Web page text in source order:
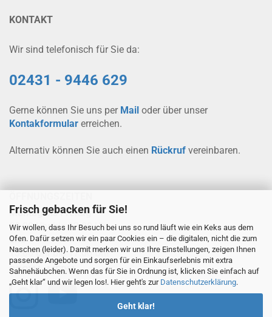
Frisch gebacken für Sie!
Wir wollen, dass Ihr Besuch bei uns so rund läuft wie ein Keks aus dem
Ofen. Dafür setzen wir ein paar Cookies ein – die digitalen, nicht die zum
Naschen (leider). Damit merken wir uns Ihre Einstellungen, zeigen Ihnen
passende Angebote und sorgen für ein Einkaufserlebnis mit extra
Sahnehäubchen. Wenn das für Sie in Ordnung ist, klicken Sie einfach auf
„Geht klar“ und wir legen los!. Hier geht's zur Datenschutzerklärung.
Geht klar!
KONTAKT
Wir sind telefonisch für Sie da:
02431 - 9446 629
Gerne können Sie uns per Mail oder über unser
Kontakformular erreichen.
Alternativ können Sie auch einen Rückruf vereinbaren.
Montag bis Freitag
08.00 Uhr bis 12.00 Uhr
und
13.00 Uhr bis 17.00 Uhr
SOCIAL-MEDIA